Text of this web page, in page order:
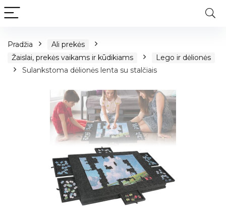
Pradžia
Ali prekės
Žaislai, prekės vaikams ir kūdikiams
Lego ir dėlionės
Sulankstoma dėlionės lenta su stalčiais